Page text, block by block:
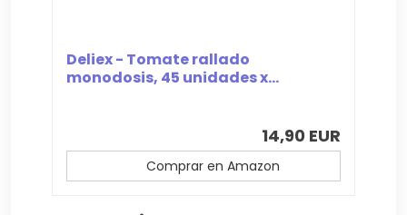
Deliex - Tomate rallado
monodosis, 45 unidades x...
14,90 EUR
Comprar en Amazon